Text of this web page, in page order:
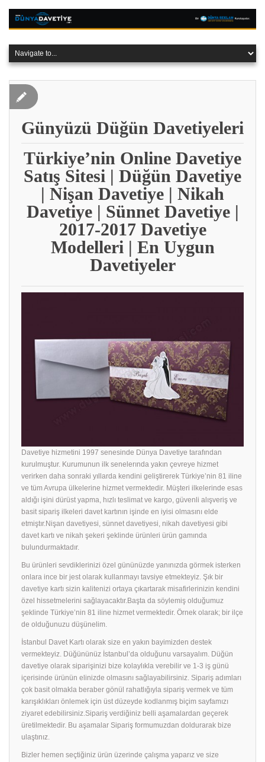
Günyüzü Düğün Davetiyeleri
Türkiye’nin Online Davetiye
Satış Sitesi | Düğün Davetiye
| Nişan Davetiye | Nikah
Davetiye | Sünnet Davetiye |
2017-2017 Davetiye
Modelleri | En Uygun
Davetiyeler
Davetiye hizmetini 1997 senesinde Dünya Davetiye tarafından
kurulmuştur. Kurumunun ilk senelerında yakın çevreye hizmet
verirken daha sonraki yıllarda kendini geliştirerek Türkiye’nin 81 iline
ve tüm Avrupa ülkelerine hizmet vermektedir. Müşteri ilkelerinde esas
aldığı işini dürüst yapma, hızlı teslimat ve kargo, güvenli alışveriş ve
basit sipariş ilkeleri davet kartının işinde en iyisi olmasını elde
etmiştır.Nişan davetiyesi, sünnet davetiyesi, nikah davetiyesi gibi
davet kartı ve nikah şekeri şeklinde ürünleri ürün gamında
bulundurmaktadır.
Bu ürünleri sevdiklerinizi özel gününüzde yanınızda görmek isterken
onlara ince bir jest olarak kullanmayı tavsiye etmekteyiz. Şık bir
davetiye kartı sizin kalitenizi ortaya çıkartarak misafirlerinizin kendini
özel hissetmelerini sağlayacaktır.Başta da söylemiş olduğumuz
şeklinde Türkiye’nin 81 iline hizmet vermektedir. Örnek olarak; bir ilçe
de olduğunuzu düşünelim.
İstanbul Davet Kartı olarak size en yakın bayimizden destek
vermekteyiz. Düğününüz İstanbul’da olduğunu varsayalım. Düğün
davetiye olarak siparişinizi bize kolaylıkla verebilir ve 1-3 iş günü
içerisinde ürünün elinizde olmasını sağlayabilirsiniz. Sipariş adımları
çok basit olmakla beraber gönül rahatlığıyla sipariş vermek ve tüm
karışıklıkları önlemek için üst düzeyde kodlanmış biçim sayfamızı
ziyaret edebilirsiniz.Sipariş verdiğiniz belli aşamalardan geçerek
üretilmektedir. Bu aşamalar Sipariş formumuzdan doldurarak bize
ulaştınız.
Bizler hemen seçtiğiniz ürün üzerinde çalışma yaparız ve size